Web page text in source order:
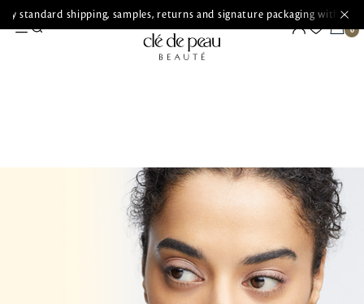
standard shipping, samples, returns and signature packaging with